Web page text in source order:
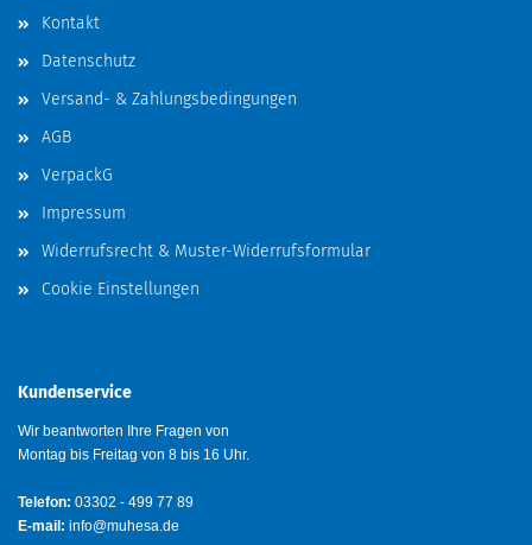
Kontakt
Datenschutz
Versand- & Zahlungsbedingungen
AGB
VerpackG
Impressum
Widerrufsrecht & Muster-Widerrufsformular
Cookie Einstellungen
Kundenservice
Wir beantworten Ihre Fragen von
Montag bis Freitag von 8 bis 16 Uhr.
Telefon: 03302 - 499 77 89
E-mail: info@muhesa.de